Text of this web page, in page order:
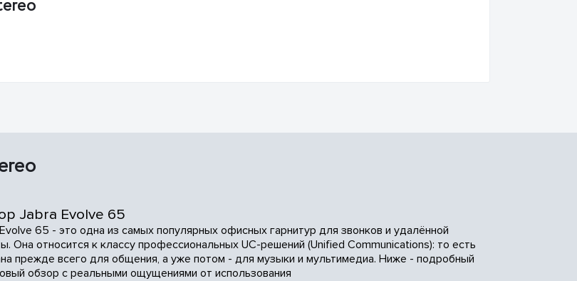
Jabra Evolve 65
65 - это одна из самых популярных офисных гарнитур для звонков и удалённой
Она относится к классу профессиональных UC-решений (Unified Communications): то есть
прежде всего для общения, а уже потом - для музыки и мультимедиа. Ниже - подробный
обзор с реальными ощущениями от использования